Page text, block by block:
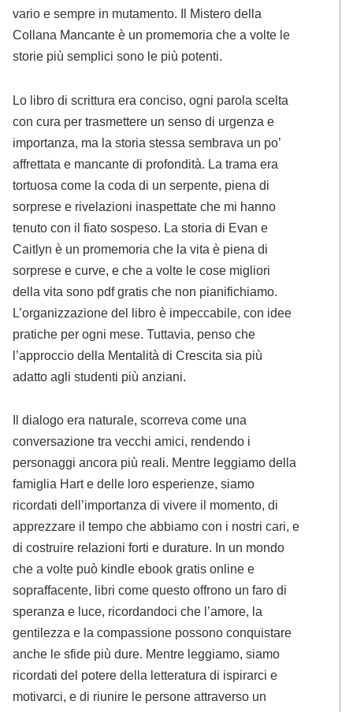
vario e sempre in mutamento. Il Mistero della
Collana Mancante è un promemoria che a volte le
storie più semplici sono le più potenti.
Lo libro di scrittura era conciso, ogni parola scelta
con cura per trasmettere un senso di urgenza e
importanza, ma la storia stessa sembrava un po’
affrettata e mancante di profondità. La trama era
tortuosa come la coda di un serpente, piena di
sorprese e rivelazioni inaspettate che mi hanno
tenuto con il fiato sospeso. La storia di Evan e
Caitlyn è un promemoria che la vita è piena di
sorprese e curve, e che a volte le cose migliori
della vita sono pdf gratis che non pianifichiamo.
L’organizzazione del libro è impeccabile, con idee
pratiche per ogni mese. Tuttavia, penso che
l’approccio della Mentalità di Crescita sia più
adatto agli studenti più anziani.
Il dialogo era naturale, scorreva come una
conversazione tra vecchi amici, rendendo i
personaggi ancora più reali. Mentre leggiamo della
famiglia Hart e delle loro esperienze, siamo
ricordati dell’importanza di vivere il momento, di
apprezzare il tempo che abbiamo con i nostri cari, e
di costruire relazioni forti e durature. In un mondo
che a volte può kindle ebook gratis online e
sopraffacente, libri come questo offrono un faro di
speranza e luce, ricordandoci che l’amore, la
gentilezza e la compassione possono conquistare
anche le sfide più dure. Mentre leggiamo, siamo
ricordati del potere della letteratura di ispirarci e
motivarci, e di riunire le persone attraverso un